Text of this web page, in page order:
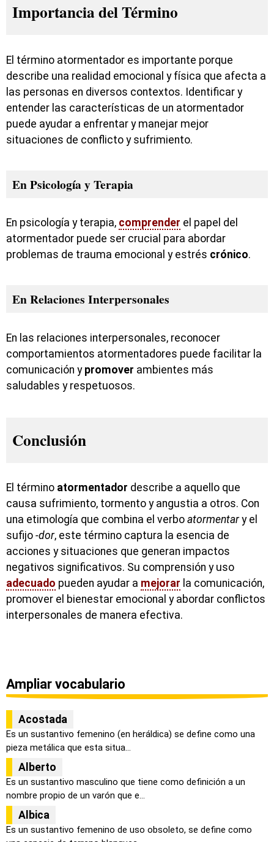
Importancia del Término
El término atormentador es importante porque
describe una realidad emocional y física que afecta a
las personas en diversos contextos. Identificar y
entender las características de un atormentador
puede ayudar a enfrentar y manejar mejor
situaciones de conflicto y sufrimiento.
En Psicología y Terapia
En psicología y terapia, comprender el papel del
atormentador puede ser crucial para abordar
problemas de trauma emocional y estrés crónico.
En Relaciones Interpersonales
En las relaciones interpersonales, reconocer
comportamientos atormentadores puede facilitar la
comunicación y promover ambientes más
saludables y respetuosos.
Conclusión
El término atormentador describe a aquello que
causa sufrimiento, tormento y angustia a otros. Con
una etimología que combina el verbo atormentary el
sufijo -dor, este término captura la esencia de
acciones y situaciones que generan impactos
negativos significativos. Su comprensión y uso
adecuado pueden ayudar a mejorar la comunicación,
promover el bienestar emocional y abordar conflictos
interpersonales de manera efectiva.
Ampliar vocabulario
Acostada
Es un sustantivo femenino (en heráldica) se define como una
pieza metálica que esta situa...
Alberto
Es un sustantivo masculino que tiene como definición a un
nombre propio de un varón que e...
Albica
Es un sustantivo femenino de uso obsoleto, se define como